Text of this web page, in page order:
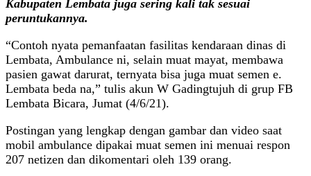
Kabupaten Lembata juga sering kali tak sesuai
peruntukannya.
“Contoh nyata pemanfaatan fasilitas kendaraan dinas di
Lembata, Ambulance ni, selain muat mayat, membawa
pasien gawat darurat, ternyata bisa juga muat semen e.
Lembata beda na,” tulis akun W Gadingtujuh di grup FB
Lembata Bicara, Jumat (4/6/21).
Postingan yang lengkap dengan gambar dan video saat
mobil ambulance dipakai muat semen ini menuai respon
207 netizen dan dikomentari oleh 139 orang.